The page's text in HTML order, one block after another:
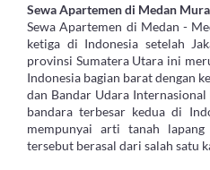
Sewa Apartemen di Medan
Sewa Apartemen di Medan -
ketiga di Indonesia setelah
provinsi Sumatera Utara ini
Indonesia bagian barat dengan
dan Bandar Udara
bandara terbesar kedua di
mempunyai arti tanah
tersebut berasal dari salah satu